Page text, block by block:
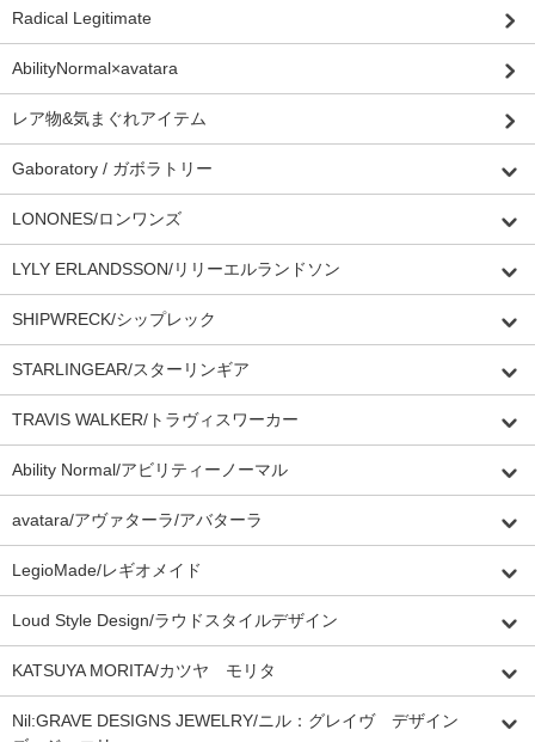
Radical Legitimate
AbilityNormal×avatara
レア物&気まぐれアイテム
Gaboratory / ガボラトリー
LONONES/ロンワンズ
LYLY ERLANDSSON/リリーエルランドソン
SHIPWRECK/シップレック
STARLINGEAR/スターリンギア
TRAVIS WALKER/トラヴィスワーカー
Ability Normal/アビリティーノーマル
avatara/アヴァターラ/アバターラ
LegioMade/レギオメイド
Loud Style Design/ラウドスタイルデザイン
KATSUYA MORITA/カツヤ モリタ
Nil:GRAVE DESIGNS JEWELRY/ニル：グレイヴ デザイン